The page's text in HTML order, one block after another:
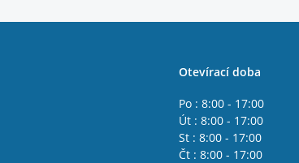
Otevírací doba
Po : 8:00 - 17:00
Út : 8:00 - 17:00
St : 8:00 - 17:00
Čt : 8:00 - 17:00